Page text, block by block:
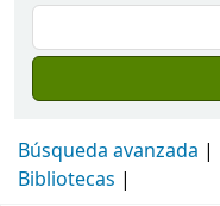
Búsqueda avanzada
Bibliotecas